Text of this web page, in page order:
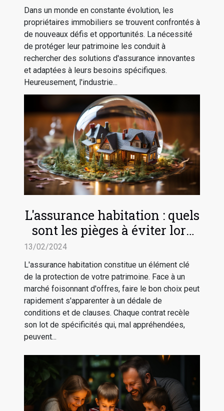
Dans un monde en constante évolution, les
propriétaires immobiliers se trouvent confrontés à
de nouveaux défis et opportunités. La nécessité
de protéger leur patrimoine les conduit à
rechercher des solutions d'assurance innovantes
et adaptées à leurs besoins spécifiques.
Heureusement, l'industrie...
L'assurance habitation : quels
sont les pièges à éviter lors
du choix de votre contrat ?
13/02/2024
L'assurance habitation constitue un élément clé
de la protection de votre patrimoine. Face à un
marché foisonnant d'offres, faire le bon choix peut
rapidement s'apparenter à un dédale de
conditions et de clauses. Chaque contrat recèle
son lot de spécificités qui, mal appréhendées,
peuvent...